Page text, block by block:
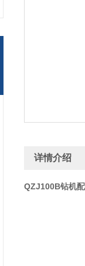
详情介绍
QZJ100B钻机